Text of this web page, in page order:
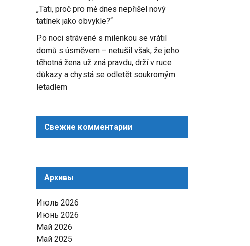
„Tati, proč pro mě dnes nepřišel nový
tatínek jako obvykle?“
Po noci strávené s milenkou se vrátil
domů s úsměvem – netušil však, že jeho
těhotná žena už zná pravdu, drží v ruce
důkazy a chystá se odletět soukromým
letadlem
Свежие комментарии
Архивы
Июль 2026
Июнь 2026
Май 2026
Май 2025